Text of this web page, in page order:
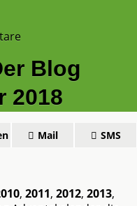
Blog
2018
Mail SMS
, 2011, 2012, 2013,